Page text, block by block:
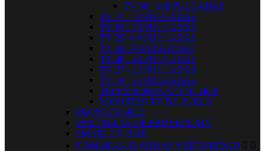
TV 98 - 100 PULGADAS
TV 75 - 79 PULGADAS
TV 65 - 70 PULGADAS
TV 55 - 60 PULGADAS
TV 48- 50 PULGADAS
TV 40 - 43 PULGADAS
TV 27 - 32 PULGADAS
TV 10 - 24 PULGADAS
TELEVISORES 12 VOLTIOS
SOPORTES TV DE SUELO
PROYECTORES
PANTALLAS DE PROYECCION
SMART TV BOX
CAMARAS ALARMAS Y SEGURIDAD  